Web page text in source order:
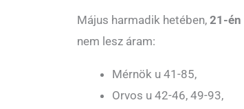
Május harmadik hetében, 21-én
nem lesz áram:
Mérnök u 41-85,
Orvos u 42-46, 49-93,